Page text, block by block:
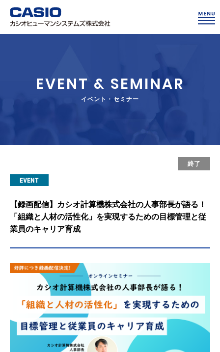
EVENT & SEMINAR
イベント・セミナー
終了
EVENT
【録画配信】カシオ計算機株式会社の人事部長が語る！
「組織と人材の活性化」を実現するための目標管理と従
業員のキャリア育成